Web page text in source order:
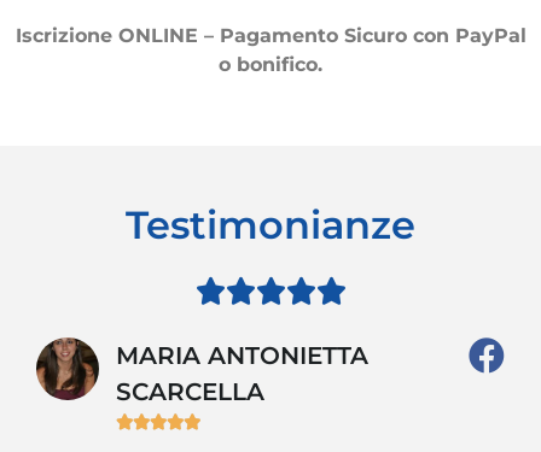
Iscrizione ONLINE – Pagamento Sicuro con PayPal
o bonifico.
Testimonianze

MARIA ANTONIETTA
SCARCELLA
